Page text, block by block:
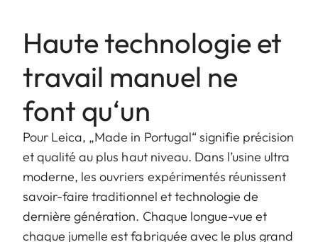
Haute technologie et
travail manuel ne
font qu‘un
Pour Leica, „Made in Portugal“ signifie précision
et qualité au plus haut niveau. Dans l’usine ultra
moderne, les ouvriers expérimentés réunissent
savoir-faire traditionnel et technologie de
dernière génération. Chaque longue-vue et
chaque jumelle est fabriquée avec le plus grand